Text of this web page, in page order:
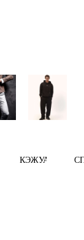
КЭЖУАЛ